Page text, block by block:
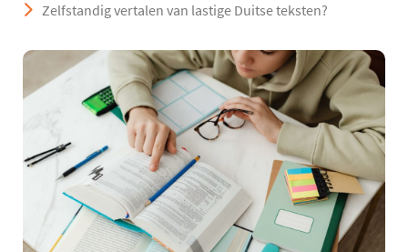
Zelfstandig vertalen van lastige Duitse teksten?